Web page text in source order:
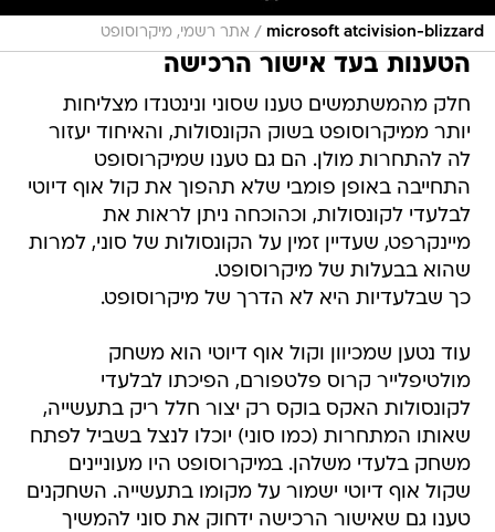
microsoft atcivision-blizzard
/ אתר רשמי, מיקרוסופט
הטענות בעד אישור הרכישה
חלק מהמשתמשים טענו שסוני ונינטנדו מצליחות
יותר ממיקרוסופט בשוק הקונסולות, והאיחוד יעזור
לה להתחרות מולן. הם גם טענו שמיקרוסופט
התחייבה באופן פומבי שלא תהפוך את קול אוף דיוטי
לבלעדי לקונסולות, וכהוכחה ניתן לראות את
מיינקרפט, שעדיין זמין על הקונסולות של סוני, למרות
שהוא בבעלות של מיקרוסופט.
כך שבלעדיות היא לא הדרך של מיקרוסופט.
עוד נטען שמכיוון וקול אוף דיוטי הוא משחק
מולטיפלייר קרוס פלטפורם, הפיכתו לבלעדי
לקונסולות האקס בוקס רק יצור חלל ריק בתעשייה,
שאותו המתחרות (כמו סוני) יוכלו לנצל בשביל לפתח
משחק בלעדי משלהן. במיקרוסופט היו מעוניינים
שקול אוף דיוטי ישמור על מקומו בתעשייה. השחקנים
טענו גם שאישור הרכישה ידחוק את סוני להמשיך